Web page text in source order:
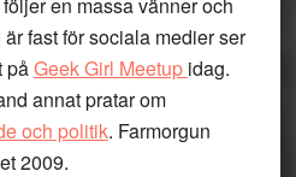
fast för sociala medier ser
påGeek Girl Meetup idag.
annat pratar om
och politik. Farmorgun
2009.